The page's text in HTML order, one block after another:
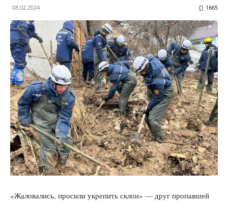
08.02.2024 1665
«Жаловались, просили укрепить склон» — друг пропавшей